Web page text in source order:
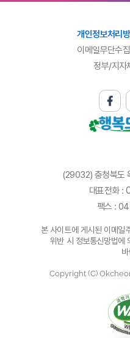
개인정보처리
이메일무단수
정부/지자
(29032) 충청북도
대표전화 :
팩스 :
본 사이트에 게시된 이메일
위반 시 정보통신망법에
Copyright (C)